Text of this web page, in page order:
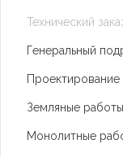
Технический
Генеральный
Проектирование
Земляные работы
Монолитные